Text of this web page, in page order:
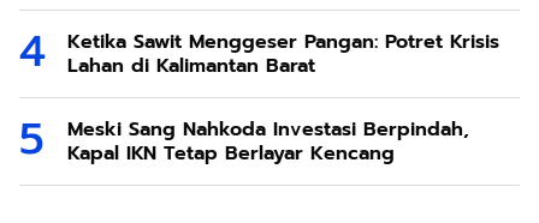
Ketika Sawit Menggeser Pangan: Potret Krisis
Lahan di Kalimantan Barat
Meski Sang Nahkoda Investasi Berpindah,
Kapal IKN Tetap Berlayar Kencang